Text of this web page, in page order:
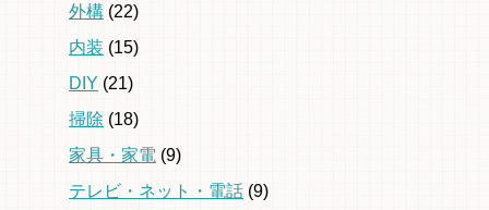
外構 (22)
内装 (15)
DIY (21)
掃除 (18)
家具・家電 (9)
テレビ・ネット・電話 (9)